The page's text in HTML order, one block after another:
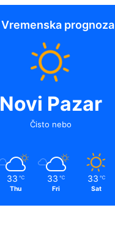
Vremenska prognoza
Novi Pazar
Čisto nebo
33 ℃
Thu
33 ℃
Fri
33 ℃
Sat